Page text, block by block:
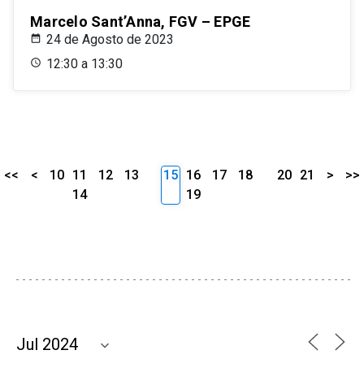
Marcelo Sant’Anna, FGV – EPGE
24 de Agosto de 2023
12:30 a 13:30
<< < 10 11 12
13
14
15 16 17
18
19
20 21 > >>